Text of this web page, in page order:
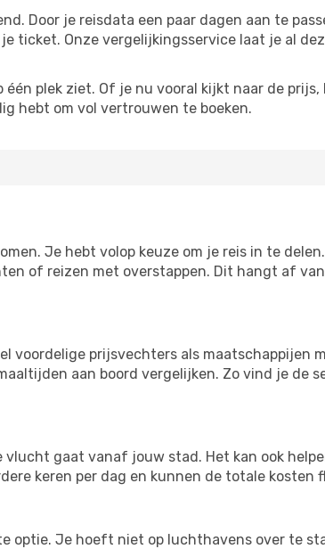
Door je reisdata een paar dagen aan te
ticket. Onze vergelijkingsservice laat je al
plek ziet. Of je nu vooral kijkt naar de
hebt om vol vertrouwen te boeken.
Je hebt volop keuze om je reis in te
of reizen met overstappen. Dit hangt af
voordelige prijsvechters als maatschappijen
aan boord vergelijken. Zo vind je de
gaat vanaf jouw stad. Het kan ook
keren per dag en kunnen de totale kosten
optie. Je hoeft niet op luchthavens over te